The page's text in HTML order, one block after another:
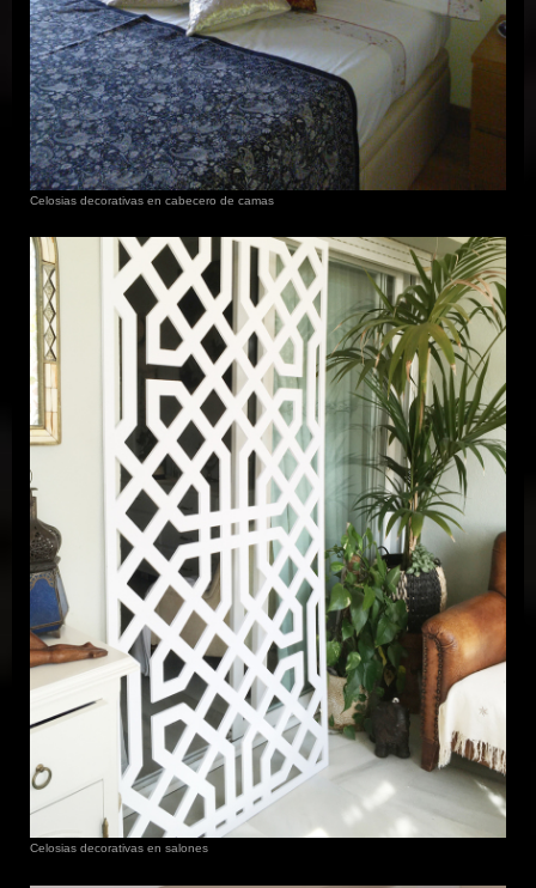
Celosias decorativas en cabecero de camas
Celosias decorativas en salones